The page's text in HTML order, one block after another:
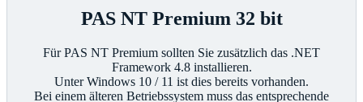
PAS NT Premium 32 bit
Für PAS NT Premium sollten Sie zusätzlich das .NET
Framework 4.8 installieren.
Unter Windows 10 / 11 ist dies bereits vorhanden.
Bei einem älteren Betriebssystem muss das entsprechende